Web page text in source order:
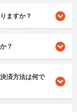
ますか？
？
済方法は何で